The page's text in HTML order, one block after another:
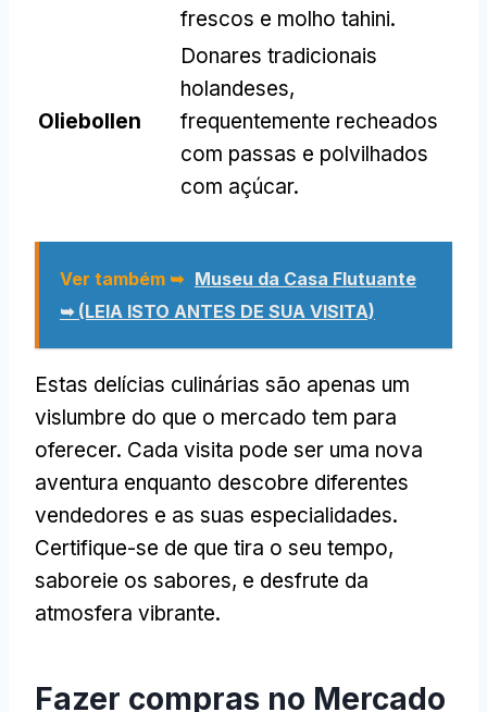
frescos e molho tahini.
Oliebollen
Donares tradicionais
holandeses,
frequentemente recheados
com passas e polvilhados
com açúcar.
Ver também ➥ Museu da Casa Flutuante
➥ (LEIA ISTO ANTES DE SUA VISITA)
Estas delícias culinárias são apenas um
vislumbre do que o mercado tem para
oferecer. Cada visita pode ser uma nova
aventura enquanto descobre diferentes
vendedores e as suas especialidades.
Certifique-se de que tira o seu tempo,
saboreie os sabores, e desfrute da
atmosfera vibrante.
Fazer compras no Mercado